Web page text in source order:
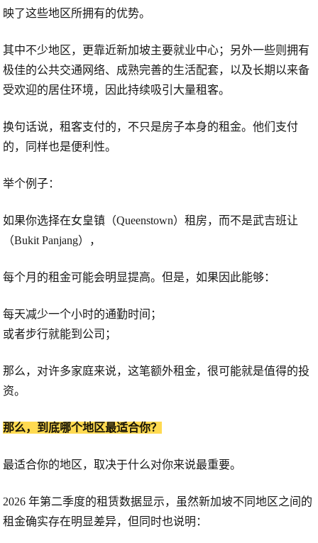
映了这些地区所拥有的优势。
其中不少地区，更靠近新加坡主要就业中心；另外一些则拥有
极佳的公共交通网络、成熟完善的生活配套，以及长期以来备
受欢迎的居住环境，因此持续吸引大量租客。
换句话说，租客支付的，不只是房子本身的租金。他们支付
的，同样也是便利性。
举个例子：
如果你选择在女皇镇（Queenstown）租房，而不是武吉班让
（Bukit Panjang） ，
每个月的租金可能会明显提高。但是，如果因此能够：
每天减少一个小时的通勤时间；
或者步行就能到公司；
那么，对许多家庭来说，这笔额外租金，很可能就是值得的投
资。
那么，到底哪个地区最适合你？
最适合你的地区，取决于什么对你来说最重要。
2026 年第二季度的租赁数据显示，虽然新加坡不同地区之间的
租金确实存在明显差异，但同时也说明：